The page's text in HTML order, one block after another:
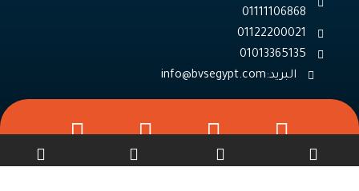
01013365135
البريد: info@bvsegypt.com
W
a
P
h
o
W
a